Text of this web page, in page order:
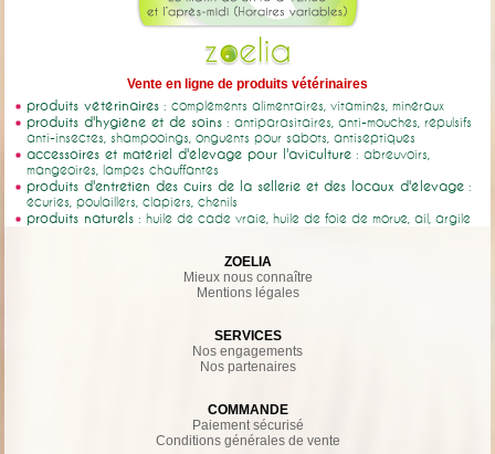
Vente en ligne de produits vétérinaires
produits vétérinaires : compléments alimentaires, vitamines, minéraux
produits d'hygiène et de soins : antiparasitaires, anti-mouches, répulsifs
anti-insectes, shampooings, onguents pour sabots, antiseptiques
accessoires et matériel d'élevage pour l'aviculture : abreuvoirs,
mangeoires, lampes chauffantes
produits d'entretien des cuirs de la sellerie et des locaux d'élevage :
écuries, poulaillers, clapiers, chenils
produits naturels : huile de cade vraie, huile de foie de morue, ail, argile
ZOELIA
Mieux nous connaître
Mentions légales
SERVICES
Nos engagements
Nos partenaires
COMMANDE
Paiement sécurisé
Conditions générales de vente